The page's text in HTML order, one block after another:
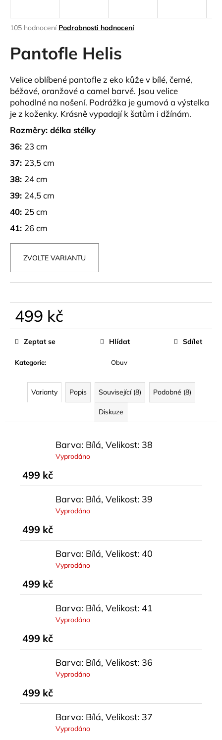
Průměrné
produktu
je
5
hvězdiček.
105 hodnocení Podrobnosti hodnocení
Pantofle Helis
Velice oblíbené pantofle z eko kůže v bílé, černé,
béžové, oranžové a camel barvě. Jsou velice
pohodlné na nošení. Podrážka je gumová a výstelka
je z koženky. Krásně vypadají k šatům i džínám.
Rozměry: délka stélky
36: 23 cm
37: 23,5 cm
38: 24 cm
39: 24,5 cm
40: 25 cm
41: 26 cm
ZVOLTE VARIANTU
499 kč
Měrná
Kategorie: Obuv
Zeptat se Hlídat Sdílet
Varianty Popis Související (8) Podobné (8)
Diskuze
Barva: Bílá, Velikost: 38
Vyprodáno
499 kč
Barva: Bílá, Velikost: 39
Vyprodáno
499 kč
Barva: Bílá, Velikost: 40
Vyprodáno
499 kč
Barva: Bílá, Velikost: 41
Vyprodáno
499 kč
Barva: Bílá, Velikost: 36
Vyprodáno
499 kč
Barva: Bílá, Velikost: 37
Vyprodáno
j
t
?
HLEDAT
D
o
p
o
r
u
č
u
j
HARÉMOVÉ
KALHOTY
YSOLA
799